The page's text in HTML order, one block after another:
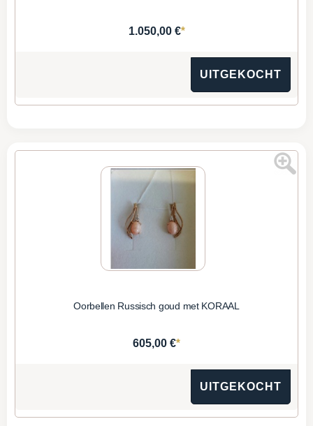
1.050,00 €*
UITGEKOCHT
Oorbellen Russisch goud met KORAAL
605,00 €*
UITGEKOCHT